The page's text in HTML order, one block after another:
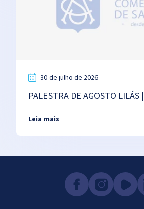
30 de julho de 2026
PALESTRA DE AGOSTO LILÁS
Leia mais